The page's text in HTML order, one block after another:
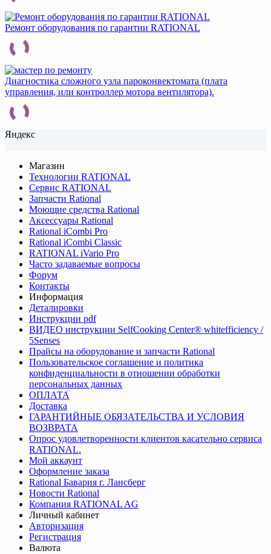
Ремонт оборудования по гарантии RATIONAL
Диагностика сложного узла пароконвектомата (плата
управления, или контроллер мотора вентилятора).
Яндекс
Магазин
Технологии RATIONAL
Сервис RATIONAL
Запчасти Rational
Моющие средства Rational
Аксессуары Rational
Rational iCombi Pro
Rational iCombi Classic
RATIONAL iVario Pro
Часто задаваемые вопросы
Форум
Контакты
Информация
Деталировки
Инструкции pdf
ВИДЕО инструкции SelfCooking Center® whitefficiency /
5Senses
Прайсы на оборудование и запчасти Rational
Пользовательское соглашение и политика
конфиденциальности в отношении обработки
персональных данных
ОПЛАТА
Доставка
ГАРАНТИЙНЫЕ ОБЯЗАТЕЛЬСТВА И УСЛОВИЯ
ВОЗВРАТА
Опрос удовлетворенности клиентов касательно сервиса
RATIONAL.
Мой аккаунт
Оформление заказа
Rational Бавария г. Лансберг
Новости Rational
Компания RATIONAL AG
Личный кабинет
Авторизация
Регистрация
Валюта